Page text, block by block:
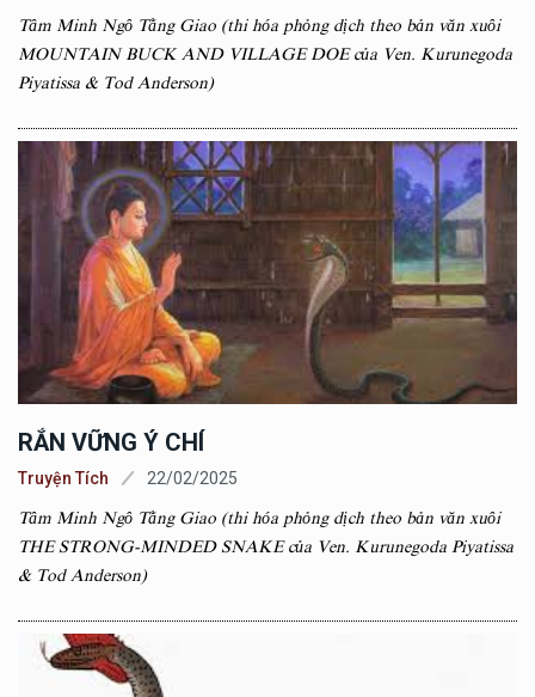
Tâm Minh Ngô Tằng Giao (thi hóa phỏng dịch theo bản văn xuôi
MOUNTAIN BUCK AND VILLAGE DOE của Ven. Kurunegoda
Piyatissa & Tod Anderson)
RẮN VỮNG Ý CHÍ
Truyện Tích 22/02/2025
Tâm Minh Ngô Tằng Giao (thi hóa phỏng dịch theo bản văn xuôi
THE STRONG-MINDED SNAKE của Ven. Kurunegoda Piyatissa
& Tod Anderson)